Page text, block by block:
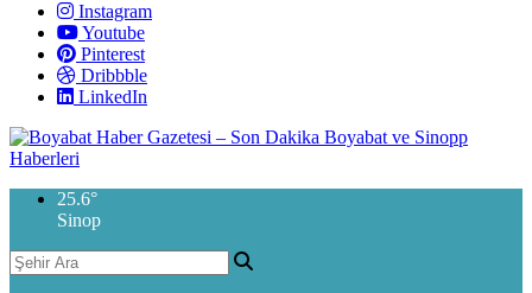
Instagram
Youtube
Pinterest
Dribbble
LinkedIn
25.6°
Sinop